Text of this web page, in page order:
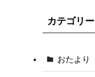
カテゴリー
おたより